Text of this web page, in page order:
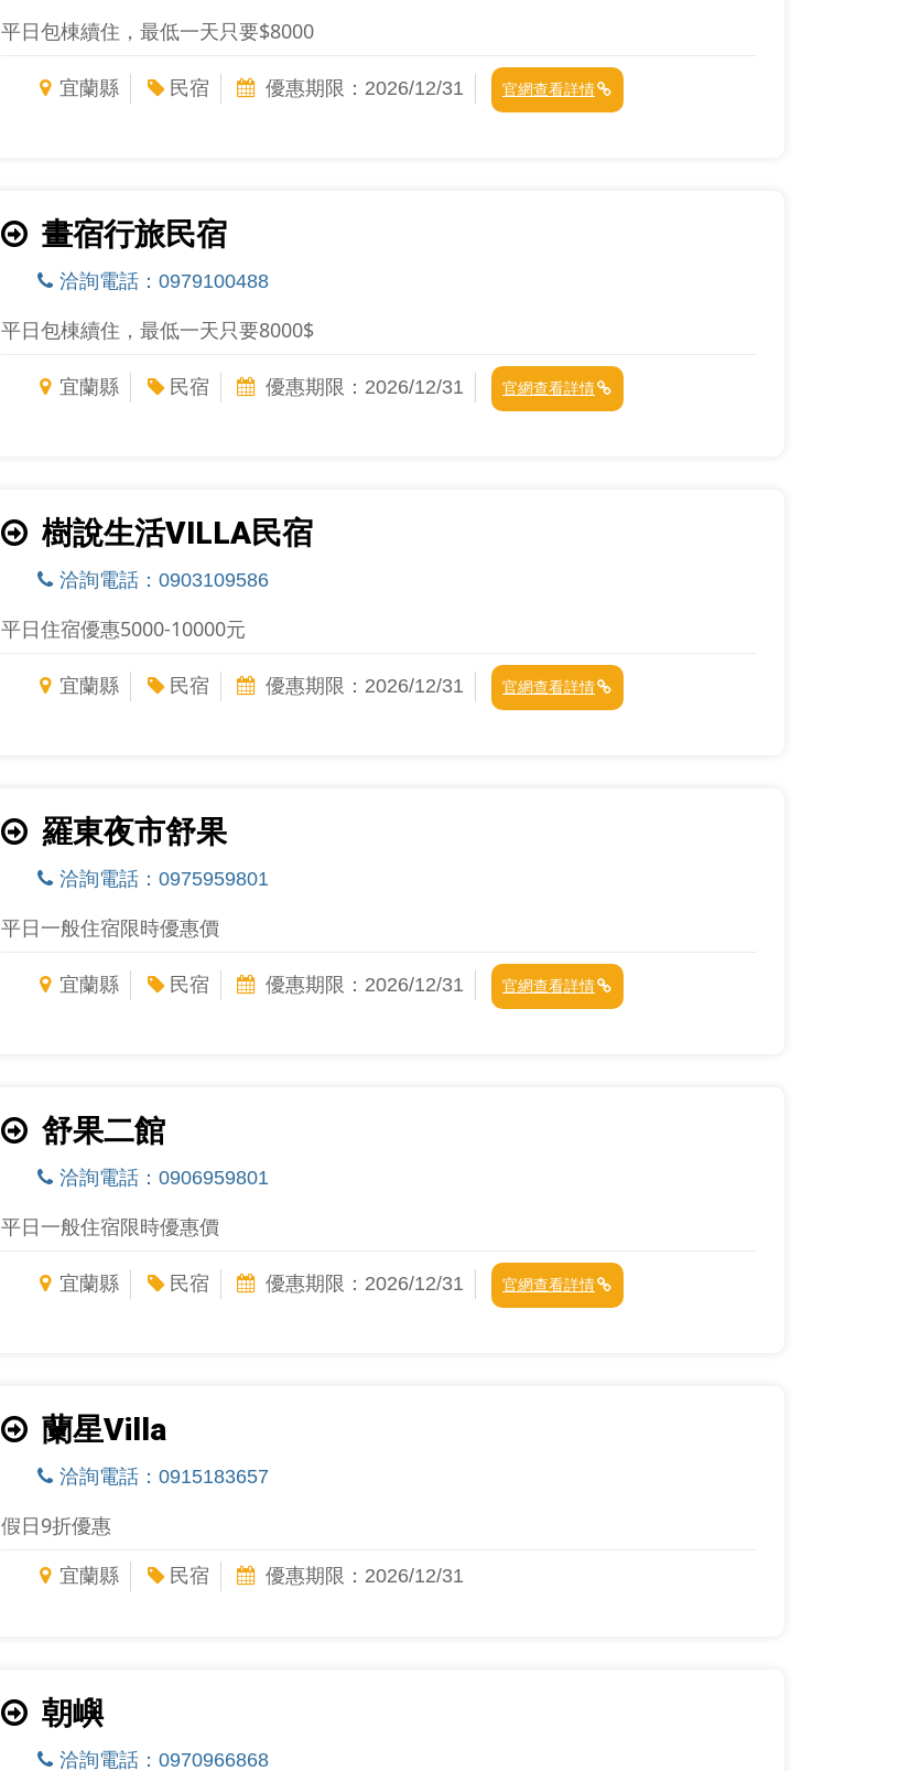
平日包棟續住，最低一天只要$8000
宜蘭縣 民宿 優惠期限：2026/12/31 官網查看詳情
畫宿行旅民宿
洽詢電話：0979100488
平日包棟續住，最低一天只要8000$
宜蘭縣 民宿 優惠期限：2026/12/31 官網查看詳情
樹說生活VILLA民宿
洽詢電話：0903109586
平日住宿優惠5000-10000元
宜蘭縣 民宿 優惠期限：2026/12/31 官網查看詳情
羅東夜市舒果
洽詢電話：0975959801
平日一般住宿限時優惠價
宜蘭縣 民宿 優惠期限：2026/12/31 官網查看詳情
舒果二館
洽詢電話：0906959801
平日一般住宿限時優惠價
宜蘭縣 民宿 優惠期限：2026/12/31 官網查看詳情
蘭星Villa
洽詢電話：0915183657
假日9折優惠
宜蘭縣 民宿 優惠期限：2026/12/31
朝嶼
洽詢電話：0970966868